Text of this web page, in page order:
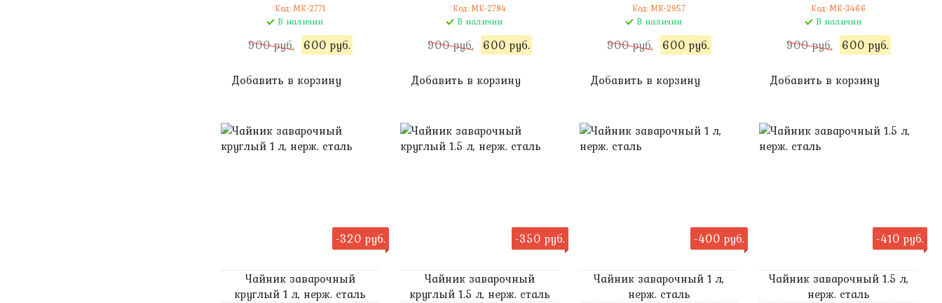
Код: MK-2771
В наличии
900 руб. 600 руб.
Добавить в корзину
Код: MK-2784
В наличии
900 руб. 600 руб.
Добавить в корзину
Код: MK-2957
В наличии
900 руб. 600 руб.
Добавить в корзину
Код: MK-3466
В наличии
900 руб. 600 руб.
Добавить в корзину
-320 руб.
Чайник заварочный
круглый 1 л, нерж. сталь
-350 руб.
Чайник заварочный
круглый 1.5 л, нерж. сталь
-400 руб.
Чайник заварочный 1 л,
нерж. сталь
-410 руб.
Чайник заварочный 1.5 л,
нерж. сталь